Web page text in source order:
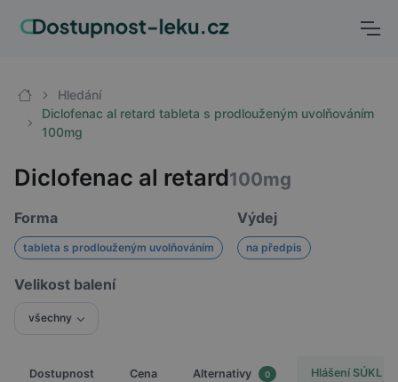
Hledání
Diclofenac al retard tableta s prodlouženým uvolňováním
100mg
Diclofenac al retard100mg
Forma
tableta s prodlouženým uvolňováním
Výdej
na předpis
Velikost balení
všechny
Dostupnost Cena Alternativy 0 Hlášení SÚKL